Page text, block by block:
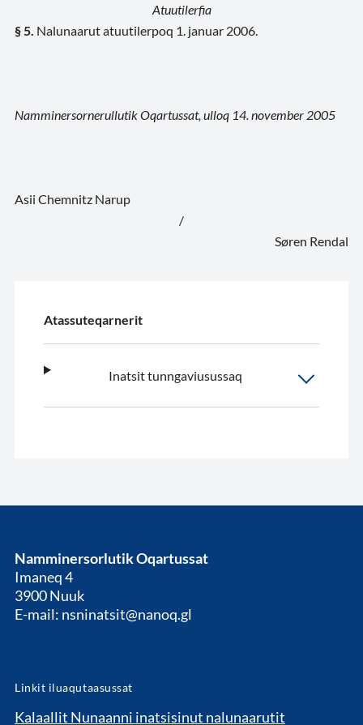
Atuutilerfia
§ 5. Nalunaarut atuutilerpoq 1. januar 2006.
Namminersornerullutik Oqartussat, ulloq 14. november 2005
Asii Chemnitz Narup
/
Søren Rendal
Atassuteqarnerit
Inatsit tunngaviusussaq
Namminersorlutik Oqartussat
Imaneq 4
3900 Nuuk
E-mail: nsninatsit@nanoq.gl
Linkit iluaqutaasussat
Kalaallit Nunaanni inatsisinut nalunaarutit